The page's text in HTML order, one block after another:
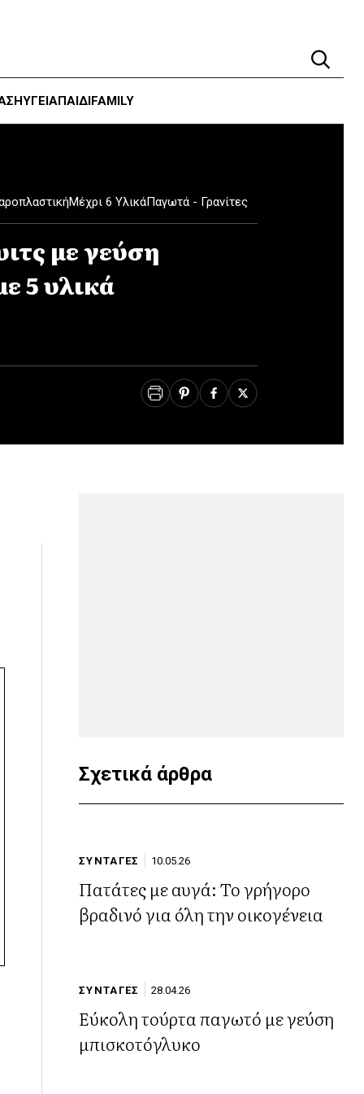
ΥΓΕΊΑΠΑΙΔΙFAMILY
Μέχρι 6 ΥλικάΠαγωτά - Γρανίτες
με γεύση
5 υλικά
Σχετικά άρθρα
ΣΥΝΤΑΓΕΣ 10.05.26
Πατάτες με αυγά: Το γρήγορο
βραδινό για όλη την οικογένεια
ΣΥΝΤΑΓΕΣ 28.04.26
Εύκολη τούρτα παγωτό με γεύση
μπισκοτόγλυκο